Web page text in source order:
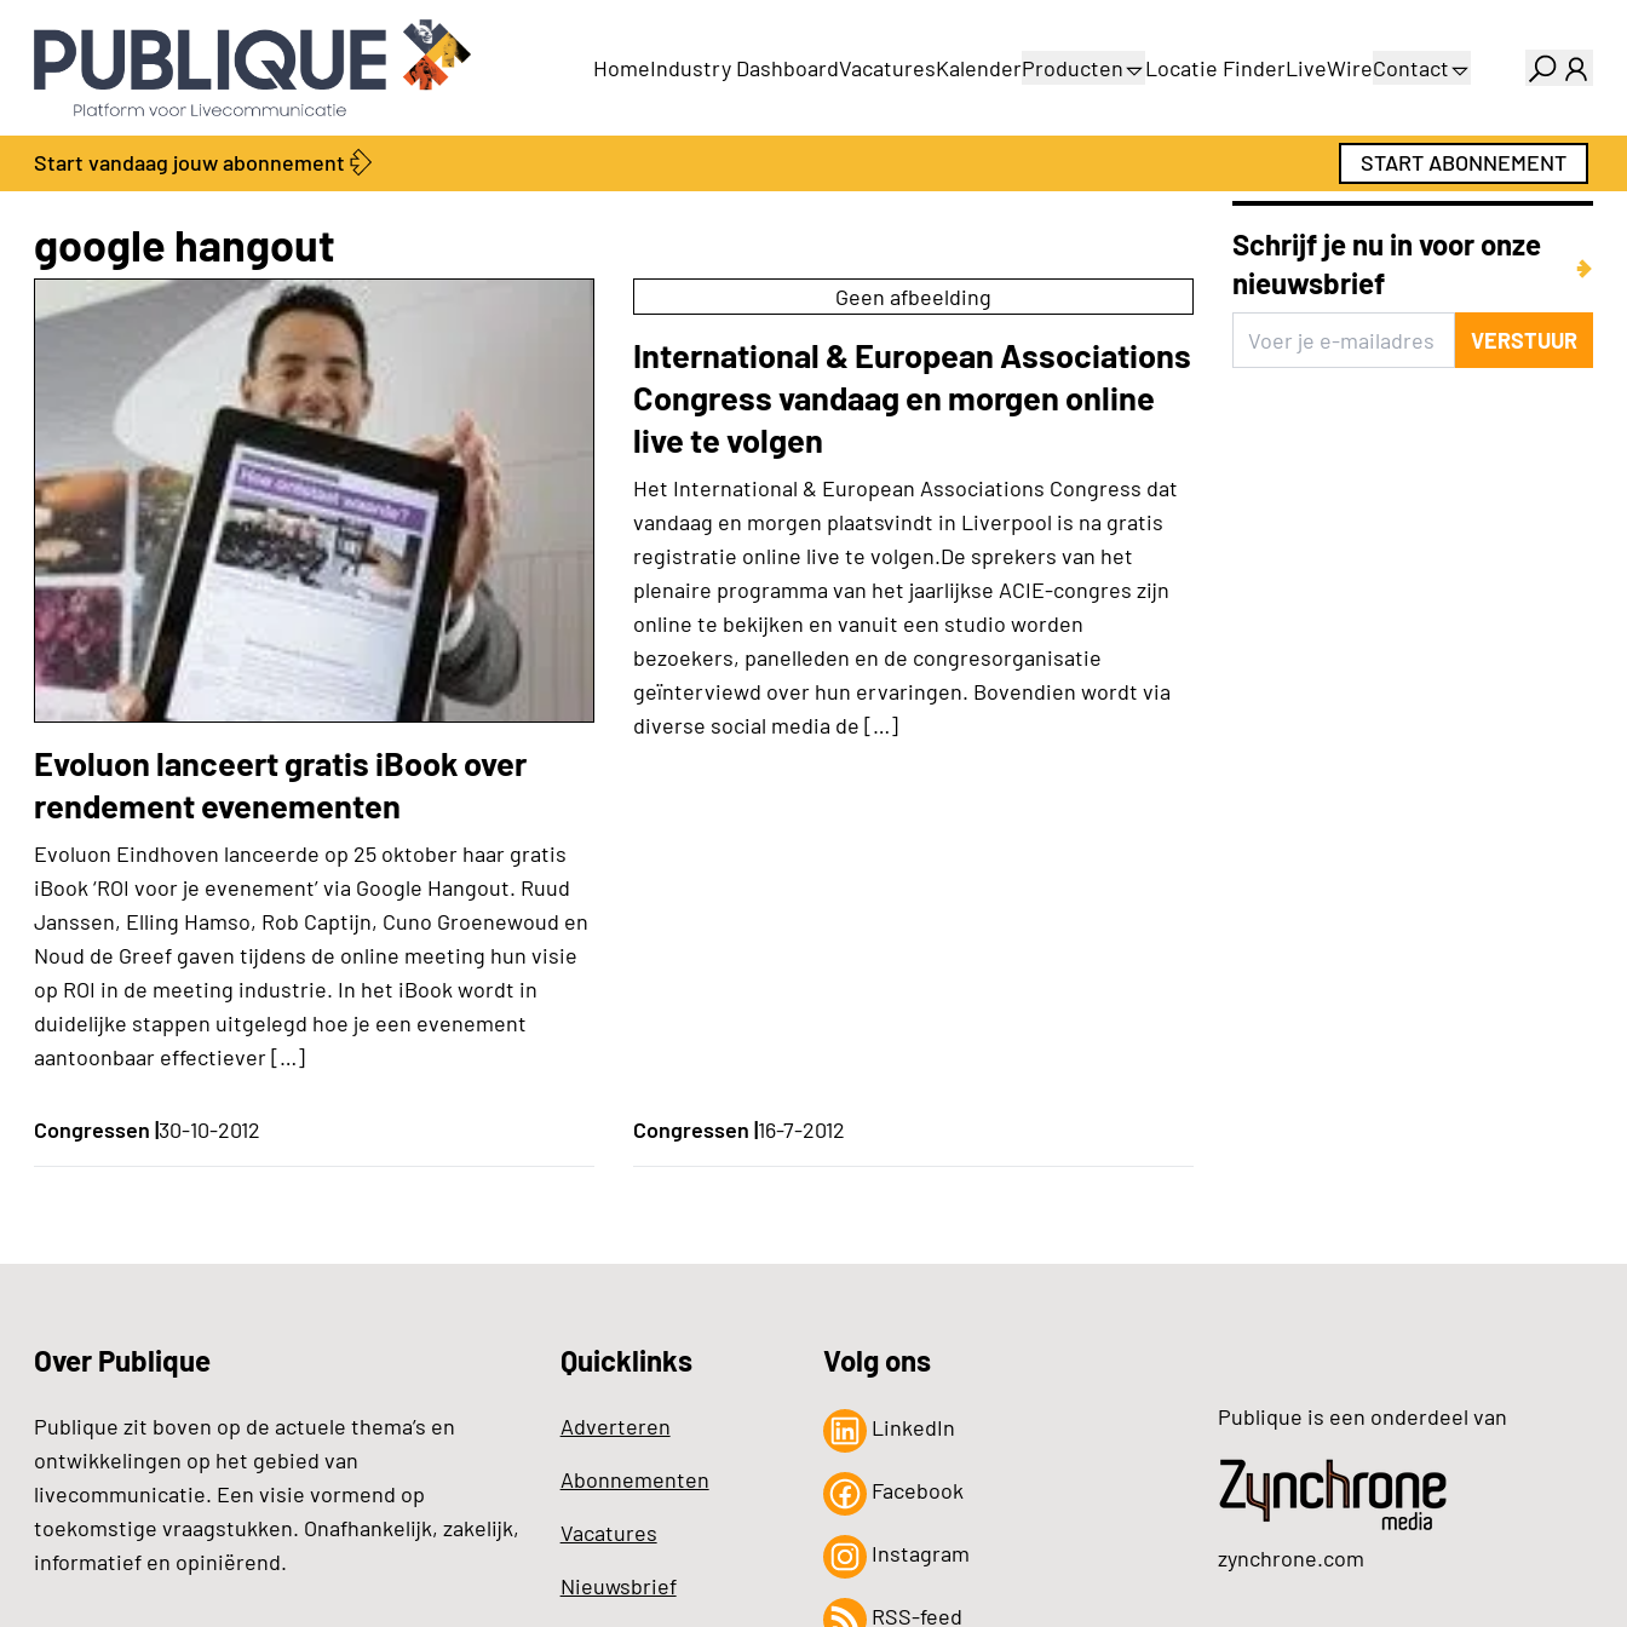
HomeIndustry DashboardVacaturesKalenderProducten
Productengids
Locatie FinderLiveWireContact
Adverteren
Abonnementen
Start vandaag jouw abonnement START ABONNEMENT
google hangout
Evoluon lanceert gratis iBook over
rendement evenementen
Evoluon Eindhoven lanceerde op 25 oktober haar gratis
iBook ‘ROI voor je evenement’ via Google Hangout. Ruud
Janssen, Elling Hamso, Rob Captijn, Cuno Groenewoud en
Noud de Greef gaven tijdens de online meeting hun visie
op ROI in de meeting industrie. In het iBook wordt in
duidelijke stappen uitgelegd hoe je een evenement
aantoonbaar effectiever […]
Congressen |30-10-2012
Geen afbeelding
International & European Associations
Congress vandaag en morgen online
live te volgen
Het International & European Associations Congress dat
vandaag en morgen plaatsvindt in Liverpool is na gratis
registratie online live te volgen.De sprekers van het
plenaire programma van het jaarlijkse ACIE-congres zijn
online te bekijken en vanuit een studio worden
bezoekers, panelleden en de congresorganisatie
geïnterviewd over hun ervaringen. Bovendien wordt via
diverse social media de […]
Congressen |16-7-2012
Schrijf je nu in voor onze
nieuwsbrief
VERSTUUR
Over Publique
Publique zit boven op de actuele thema’s en
ontwikkelingen op het gebied van
livecommunicatie. Een visie vormend op
toekomstige vraagstukken. Onafhankelijk, zakelijk,
informatief en opiniërend.
Quicklinks
Adverteren
Abonnementen
Vacatures
Nieuwsbrief
Volg ons
LinkedIn
Facebook
Instagram
RSS-feed
Publique is een onderdeel van
zynchrone.com